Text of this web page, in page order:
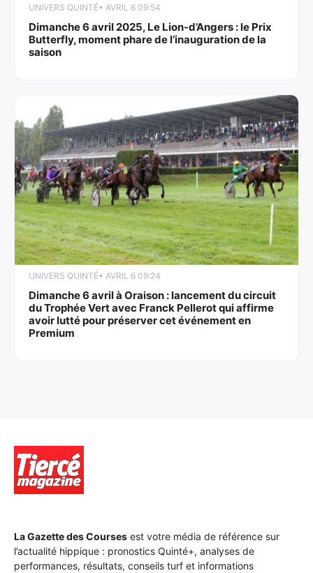
UNIVERS QUINTÉ• AVRIL 6 09:54
Dimanche 6 avril 2025, Le Lion-d’Angers : le Prix
Butterfly, moment phare de l’inauguration de la
saison
UNIVERS QUINTÉ• AVRIL 6 09:24
Dimanche 6 avril à Oraison : lancement du circuit
du Trophée Vert avec Franck Pellerot qui affirme
avoir lutté pour préserver cet événement en
Premium
La Gazette des Courses est votre média de référence sur
l’actualité hippique : pronostics Quinté+, analyses de
performances, résultats, conseils turf et informations